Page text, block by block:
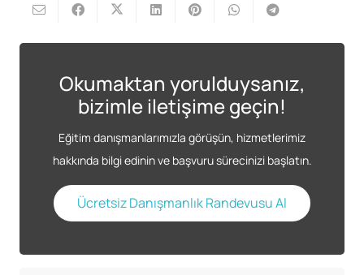
Okumaktan yorulduysanız,
bizimle iletişime geçin!
Eğitim danışmanlarımızla görüşün, hizmetlerimiz
hakkında bilgi edinin ve başvuru sürecinizi başlatın.
Ücretsiz Danışmanlık Randevusu Al